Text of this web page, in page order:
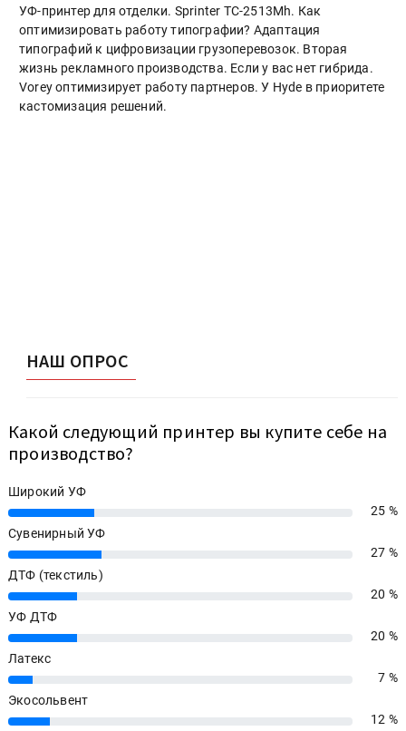
УФ-принтер для отделки. Sprinter ТС-2513Mh. Как
оптимизировать работу типографии? Адаптация
типографий к цифровизации грузоперевозок. Вторая
жизнь рекламного производства. Если у вас нет гибрида.
Vorey оптимизирует работу партнеров. У Hyde в приоритете
кастомизация решений.
НАШ ОПРОС
Какой следующий принтер вы купите себе на
производство?
Широкий УФ
25%
25 %
Сувенирный УФ
27%
27 %
ДТФ (текстиль)
20%
20 %
УФ ДТФ
20%
20 %
Латекс
7%
7 %
Экосольвент
12%
12 %